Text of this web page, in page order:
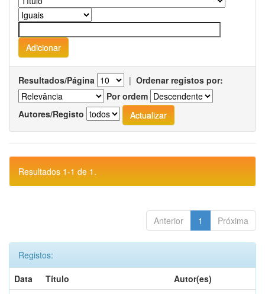
Resultados/Página | Ordenar registos por:
Por ordem
Autores/Registo
Resultados 1-1 de 1.
Anterior 1 Próxima
Registos:
Data
Título
Autor(es)